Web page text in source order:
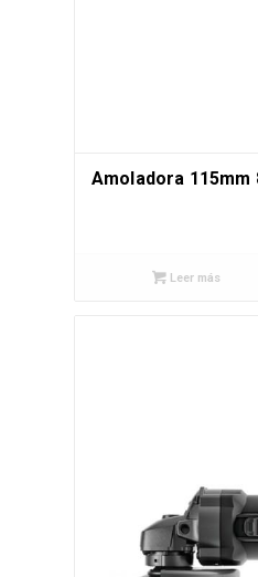
Amoladora 115mm
Leer más